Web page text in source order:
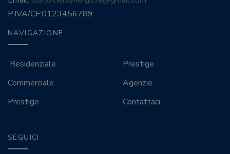
P.IVA/CF:0123456789
NAVIGAZIONE
Residenziale
Commerciale
Prestige
Prestige
Agenzie
Contattaci
SEGUICI